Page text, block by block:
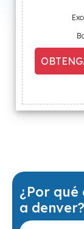
¿Por
a denver?